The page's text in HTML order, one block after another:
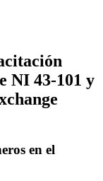
NI 43-101 y
en el